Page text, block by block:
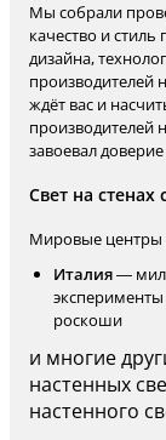
Мы собрали
качество и
дизайна,
производителей
ждёт вас и
производителей
завоевал
Свет на стенах
Мировые центры
Италия—
роскоши
и многие
настенных
настенного